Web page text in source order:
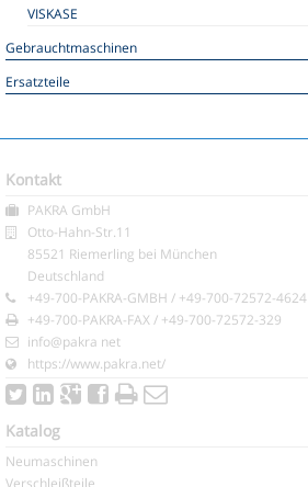
VISKASE
Gebrauchtmaschinen
Ersatzteile
Kontakt
PAKRA GmbH
Otto-Hahn-Str.11
85521 Riemerling bei München
Deutschland
+49-700-PAKRA-GMBH / +49-700-72572-4624
+49-700-PAKRA-FAX / +49-700-72572-329
info@pakra net
https://www.pakra.net/
Katalog
Neumaschinen
Verschleißteile